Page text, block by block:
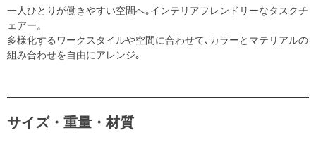
一人ひとりが働きやすい空間へ｡インテリアフレンドリーなタスクチ
ェアー。
多様化するワークスタイルや空間に合わせて､カラーとマテリアルの
組み合わせを自由にアレンジ｡
サイズ・重量・材質